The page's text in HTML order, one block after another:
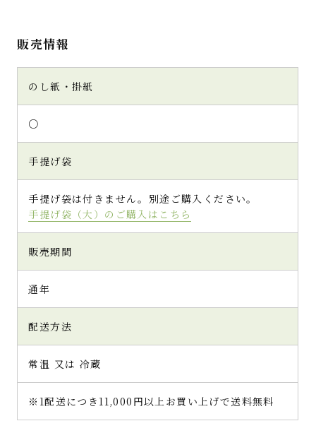
販売情報
のし紙・掛紙
○
手提げ袋
手提げ袋は付きません。別途ご購入ください。
手提げ袋（大）のご購入はこちら
販売期間
通年
配送方法
常温 又は 冷蔵
※1配送につき11,000円以上お買い上げで送料無料